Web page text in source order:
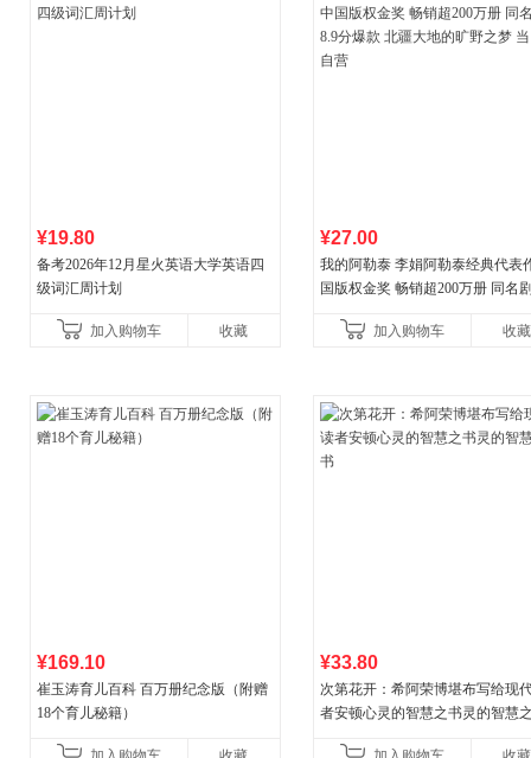
¥19.80
备考2026年12月星火英语大学英语四
级词汇周计划
加入购物车 收藏
¥27.00
我的阿勒泰 李娟阿勒泰经典代表
国版权金奖 畅销超200万册 同名
加入购物车
收藏
¥169.10
崔玉涛育儿百科 百万册纪念版（附赠
18个育儿秘籍）
¥33.80
次第花开：希阿荣博堪布写给现
者安顿心灵的智慧之书灵的智慧